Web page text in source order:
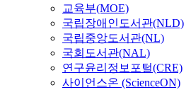
교육부(MOE)
국립장애인도서관(NLD)
국립중앙도서관(NL)
국회도서관(NAL)
연구윤리정보포털(CRE)
사이언스온 (ScienceON)